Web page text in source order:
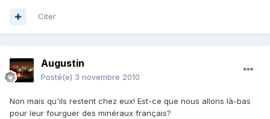
Citer
Augustin
Posté(e) 3 novembre 2010
Non mais qu'ils restent chez eux! Est-ce que nous allons là-bas
pour leur fourguer des minéraux français?